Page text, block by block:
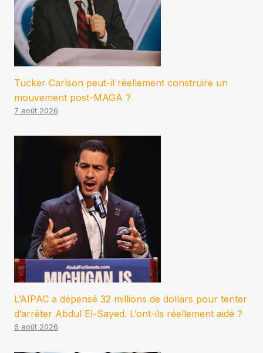
Tucker Carlson peut-il réellement construire un
mouvement post-MAGA ?
7 août 2026
L’AIPAC a dépensé 32 millions de dollars pour tenter
d’arrêter Abdul El-Sayed. L’ont-ils réellement aidé ?
6 août 2026